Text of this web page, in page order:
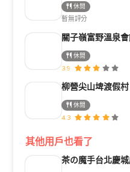
休閒
暫無評分
關子嶺富野溫泉
休閒
3.9
柳營尖山埤渡假村
休閒
4.3
其他用戶也看了
茶の魔手台北慶